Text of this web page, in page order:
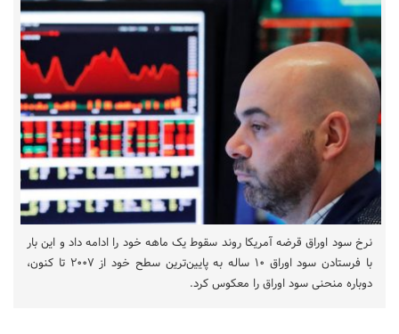
نرخ سود اوراق قرضه آمریکا روند سقوط یک ماهه خود را ادامه داد و این بار
با فرستادن سود اوراق ۱۰ ساله به پایین‌ترین سطح خود از ۲۰۰۷ تا کنون،
دوباره منحنی سود اوراق را معکوس کرد.